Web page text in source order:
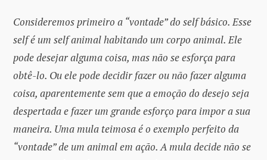
Consideremos primeiro a “vontade” do self básico. Esse
self é um self animal habitando um corpo animal. Ele
pode desejar alguma coisa, mas não se esforça para
obtê-lo. Ou ele pode decidir fazer ou não fazer alguma
coisa, aparentemente sem que a emoção do desejo seja
despertada e fazer um grande esforço para impor a sua
maneira. Uma mula teimosa é o exemplo perfeito da
“vontade” de um animal em ação. A mula decide não se